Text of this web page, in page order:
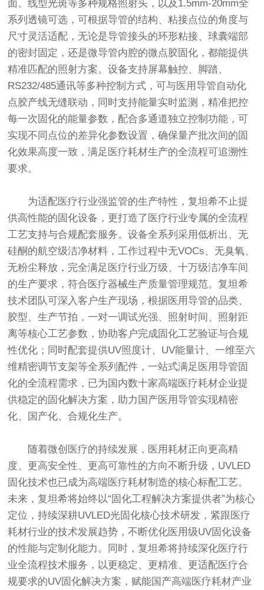
面、线型光斑等多种规格照射头，以及1.5mm-20mm全
系列透镜可选，可根据导管的结构、粘接点位的角度与
尺寸灵活适配，无论是导管接头的环形粘接、球囊端部
的密封固定，还是微导管内腔的微点胶固化，都能提供
精准匹配的照射方案。设备支持屏幕触控、脚踏、
RS232/485通讯等多种控制方式，可与医用导管自动化
点胶产线无缝联动，同时支持能量实时监测，精准把控
每一次固化的能量参数，配合多通道独立控制功能，可
实现不同点位的差异化参数设置，确保量产批次间的固
化效果高度一致，满足医疗耗材生产的全流程可追溯性
要求。
为适配医疗行业强监管的生产特性，复坦希不止提
供高性能的固化设备，更打造了医疗行业专属的全流程
工艺支持与合规配套服务。设备全系列采用低析出、无
硅酮的航空级洁净材料，工作过程中无VOCs、无臭氧、
无粉尘释放，完全满足医疗行业万级、十万级洁净车间
的生产要求，符合医疗器械生产质量管理规范。复坦希
技术团队可深入客户生产现场，根据医用导管的品类、
胶型、生产节拍，一对一调试光强、照射时间、照射距
离等核心工艺参数，协助客户完成固化工艺验证与合规
性优化；同时配套提供UV照度计、UV能量计、一维至六
维精密调节支架等全系列配件，一站式满足医用导管固
化的全流程需求，已为国内数十家高端医疗耗材企业提
供稳定的固化解决方案，助力国产医用导管实现精密
化、国产化、合规化生产。
随着微创医疗的持续发展，医用耗材正向更高精
度、更高安全性、更高可靠性的方向不断升级，UVLED
固化技术也已成为高端医疗耗材制造的核心标配工艺。
未来，复坦希将始终以“固化工程解决方案提供者”为核心
定位，持续深耕UVLED光固化核心技术研发，紧跟医疗
耗材行业的技术发展趋势，不断优化医用级UV固化设备
的性能与定制化能力。同时，复坦希将持续深化医疗行
业全流程技术服务，以更稳定、更精准、更适配医疗合
规要求的UV固化解决方案，赋能国产高端医疗耗材产业